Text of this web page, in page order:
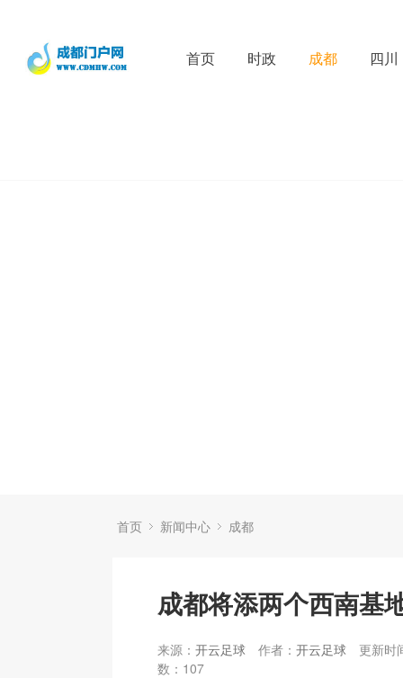
首页 时政 成都 四川
首页 新闻中心 成都
成都将添两个西南基
来源： 开云足球 作者： 开云足球
更新时
数： 107